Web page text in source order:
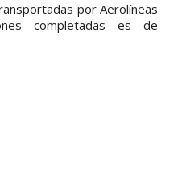
por Aerolíneas
completadas es de